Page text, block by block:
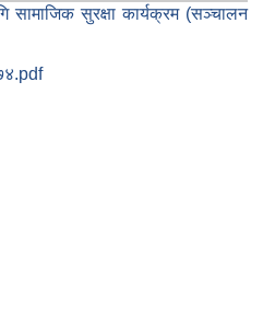
सामाजिक सुरक्षा कार्यक्रम (सञ्चालन